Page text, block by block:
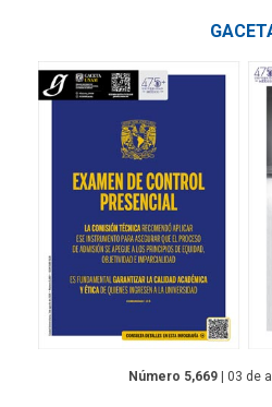
Número 5,669 | 03 de